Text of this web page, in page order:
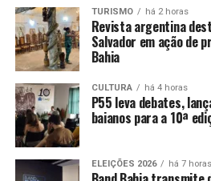
TURISMO há 2 horas
Revista argentina
Salvador em ação de
Bahia
CULTURA há 4 horas
P55 leva debates,
baianos para a 10ª
ELEIÇÕES 2026 há 7 horas